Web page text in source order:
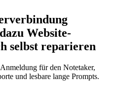
Website-
selbst reparieren
für den Notetaker,
und lesbare lange Prompts.